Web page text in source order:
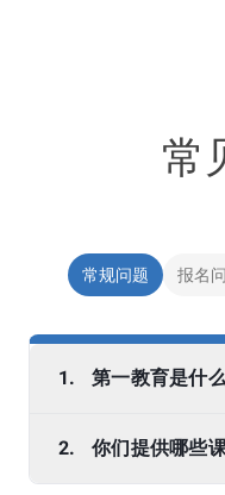
常
常规问题 报名
1. 第一教育是什
2. 你们提供哪些